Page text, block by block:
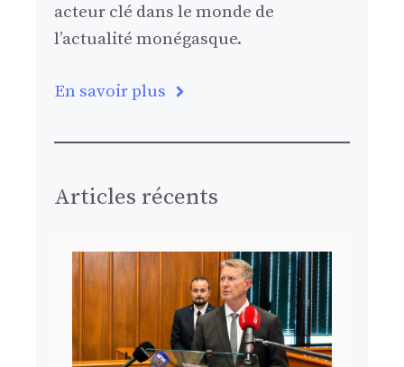
acteur clé dans le monde de
l’actualité monégasque.
En savoir plus
Articles récents